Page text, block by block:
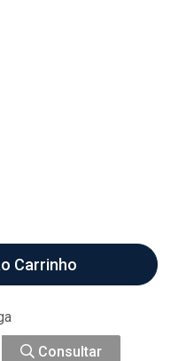
Carrinho
Consultar